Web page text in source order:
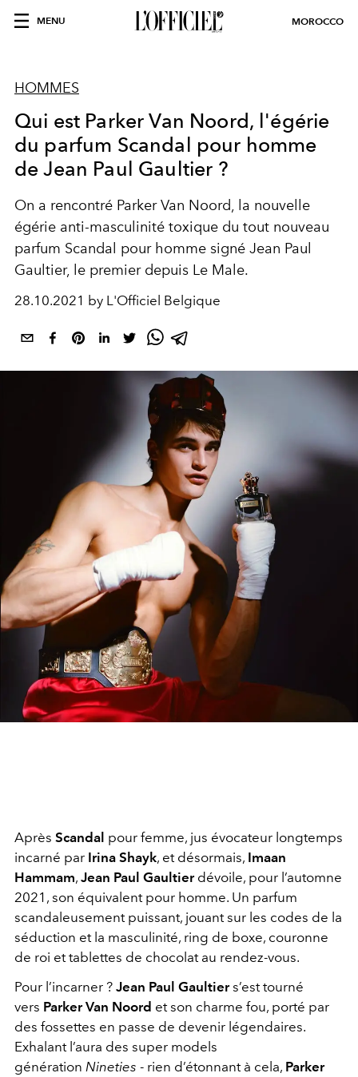
MENU MOROCCO
HOMMES
Qui est Parker Van Noord, l'égérie
du parfum Scandal pour homme
de Jean Paul Gaultier ?
On a rencontré Parker Van Noord, la nouvelle
égérie anti-masculinité toxique du tout nouveau
parfum Scandal pour homme signé Jean Paul
Gaultier, le premier depuis Le Male.
28.10.2021 by L'Officiel Belgique
Après Scandal pour femme, jus évocateur longtemps
incarné par Irina Shayk, et désormais, Imaan
Hammam, Jean Paul Gaultierdévoile, pour l’automne
2021, son équivalent pour homme. Un parfum
scandaleusement puissant, jouant sur les codes de la
séduction et la masculinité, ring de boxe, couronne
de roi et tablettes de chocolat au rendez-vous.
Pour l’incarner ? Jean Paul Gaultiers’est tourné
vers Parker Van Noord et son charme fou, porté par
des fossettes en passe de devenir légendaires.
Exhalant l’aura des super models
génération Nineties - rien d’étonnant à cela, Parker